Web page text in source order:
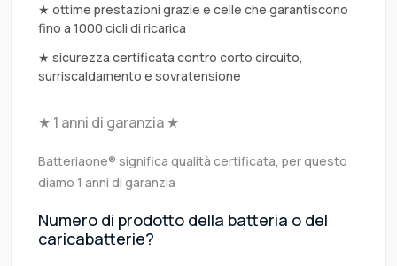
★ ottime prestazioni grazie e celle che garantiscono
fino a 1000 cicli di ricarica
★ sicurezza certificata contro corto circuito,
surriscaldamento e sovratensione
★ 1 anni di garanzia ★
Batteriaone® significa qualità certificata, per questo
diamo 1 anni di garanzia
Numero di prodotto della batteria o del
caricabatterie?